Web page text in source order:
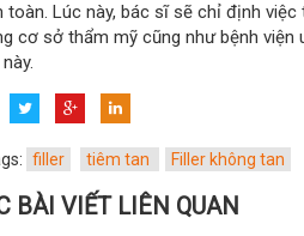
toàn. Lúc này, bác sĩ sẽ chỉ định
cơ sở thẩm mỹ cũng như bệnh
filler tiêm tan Filler không tan
BÀI VIẾT LIÊN QUAN